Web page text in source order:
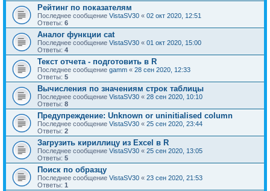
Рейтинг по показателям
Последнее сообщение VistaSV30 « 02 окт 2020, 12:51
Ответы: 6
Аналог функции cat
Последнее сообщение VistaSV30 « 01 окт 2020, 15:00
Ответы: 4
Текст отчета - подготовить в R
Последнее сообщение gamm « 28 сен 2020, 12:33
Ответы: 5
Вычисления по значениям строк таблицы
Последнее сообщение VistaSV30 « 28 сен 2020, 10:10
Ответы: 8
Предупреждение: Unknown or uninitialised column
Последнее сообщение VistaSV30 « 25 сен 2020, 23:44
Ответы: 2
Загрузить кириллицу из Excel в R
Последнее сообщение VistaSV30 « 25 сен 2020, 13:05
Ответы: 5
Поиск по образцу
Последнее сообщение VistaSV30 « 23 сен 2020, 21:53
Ответы: 1